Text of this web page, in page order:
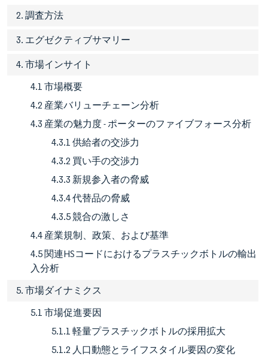
2. 調査方法
3. エグゼクティブサマリー
4. 市場インサイト
4.1 市場概要
4.2 産業バリューチェーン分析
4.3 産業の魅力度 - ポーターのファイブフォース分析
4.3.1 供給者の交渉力
4.3.2 買い手の交渉力
4.3.3 新規参入者の脅威
4.3.4 代替品の脅威
4.3.5 競合の激しさ
4.4 産業規制、政策、および基準
4.5 関連HSコードにおけるプラスチックボトルの輸出
入分析
5. 市場ダイナミクス
5.1 市場促進要因
5.1.1 軽量プラスチックボトルの採用拡大
5.1.2 人口動態とライフスタイル要因の変化